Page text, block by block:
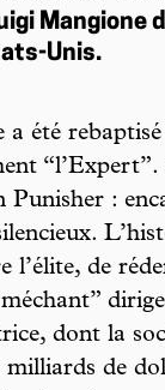
Mangione
Unis.
été rebaptisé
Punisher :
l’élite, de
dont la
de